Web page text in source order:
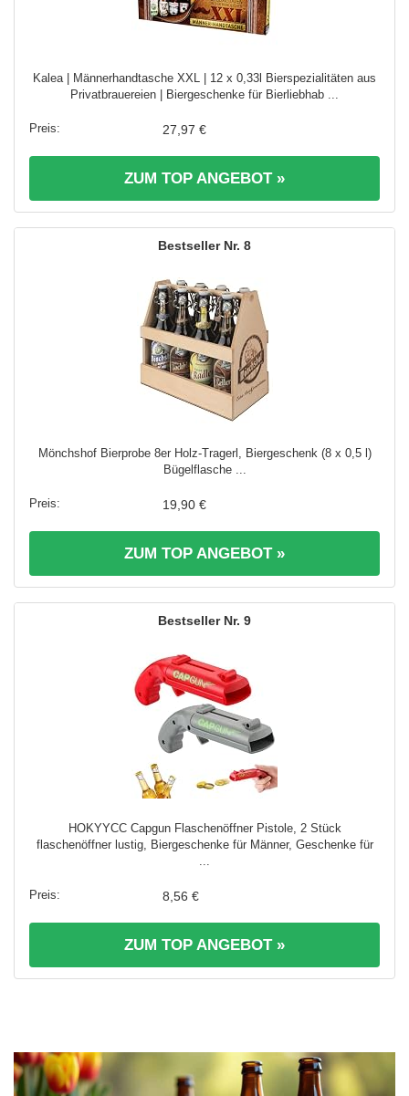
Kalea | Männerhandtasche XXL | 12 x 0,33l Bierspezialitäten aus
Privatbrauereien | Biergeschenke für Bierliebhab ...
27,97 €
ZUM TOP ANGEBOT »
8
Mönchshof Bierprobe 8er Holz-Tragerl, Biergeschenk (8 x 0,5 l)
Bügelflasche ...
19,90 €
ZUM TOP ANGEBOT »
9
HOKYYCC Capgun Flaschenöffner Pistole, 2 Stück
flaschenöffner lustig, Biergeschenke für Männer, Geschenke für
8,56 €
ZUM TOP ANGEBOT »